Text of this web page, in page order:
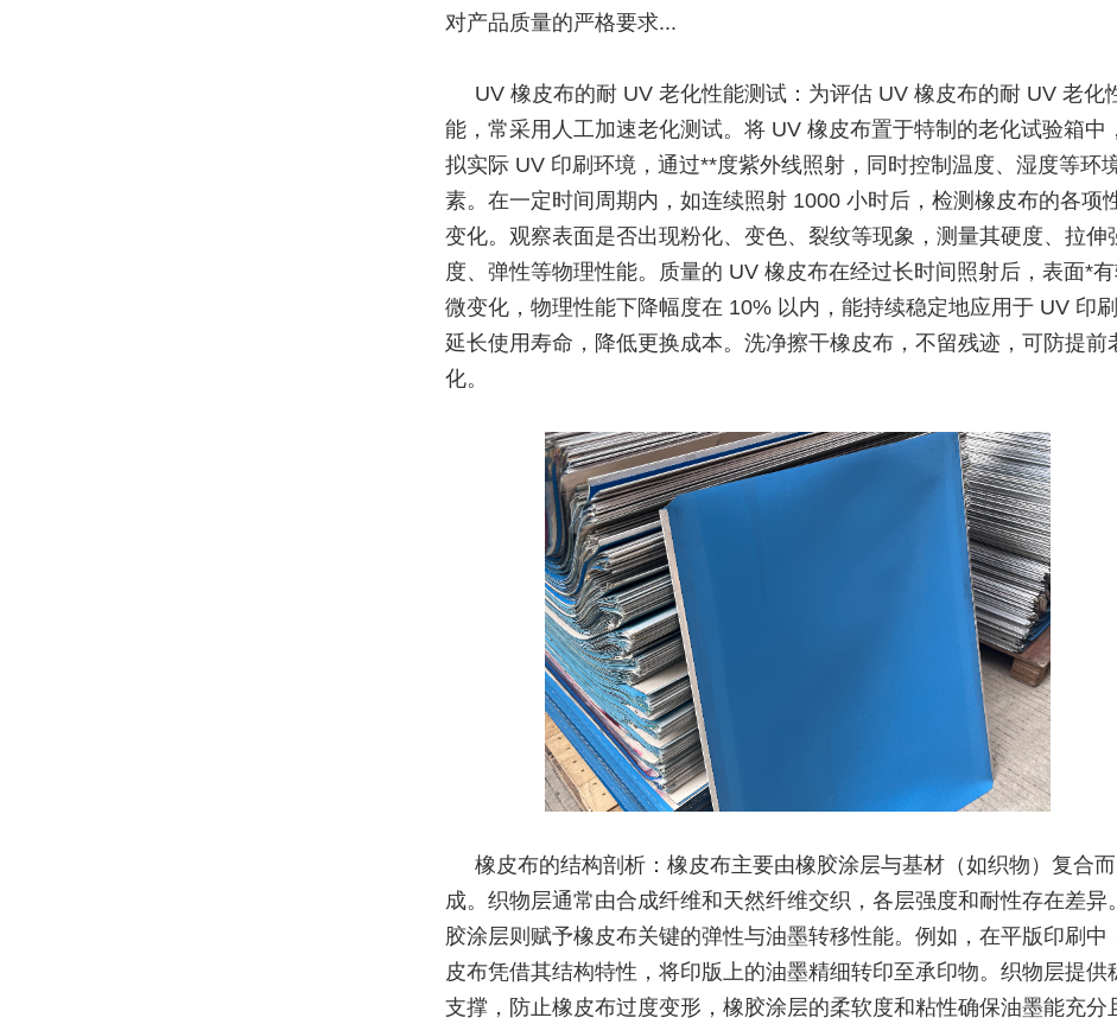
对产品质量的严格要求...
UV 橡皮布的耐 UV 老化性能测试：为评估 UV 橡皮布的耐 UV 老化
能，常采用人工加速老化测试。将 UV 橡皮布置于特制的老化试验箱中
拟实际 UV 印刷环境，通过**度紫外线照射，同时控制温度、湿度等环
素。在一定时间周期内，如连续照射 1000 小时后，检测橡皮布的各项
变化。观察表面是否出现粉化、变色、裂纹等现象，测量其硬度、拉伸
度、弹性等物理性能。质量的 UV 橡皮布在经过长时间照射后，表面*
微变化，物理性能下降幅度在 10% 以内，能持续稳定地应用于 UV 印刷
延长使用寿命，降低更换成本。洗净擦干橡皮布，不留残迹，可防提前
化。
橡皮布的结构剖析：橡皮布主要由橡胶涂层与基材（如织物）复合而
成。织物层通常由合成纤维和天然纤维交织，各层强度和耐性存在差异
胶涂层则赋予橡皮布关键的弹性与油墨转移性能。例如，在平版印刷中
皮布凭借其结构特性，将印版上的油墨精细转印至承印物。织物层提供
支撑，防止橡皮布过度变形，橡胶涂层的柔软度和粘性确保油墨能充分